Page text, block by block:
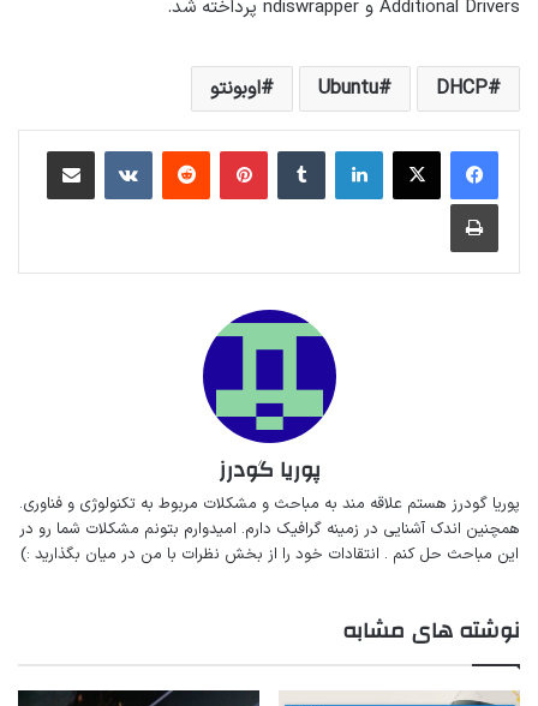
Additional Drivers و ndiswrapper پرداخته شد.
DHCP
Ubuntu اوبونتو
لینکداینتامبلر پینتریستReddit
VKontakteاشتراک گذاری با ایمیل
چاپ
پوریا گودرز
پوریا گودرز هستم‌ علاقه مند به مباحث‌ و‌‌ مشکلات مربوط به تکنولوژی و فناوری.
همچنین اندک آشنایی در زمینه گرافیک دارم. امیدوارم بتونم مشکلات شما رو در
این مباحث حل کنم . انتقادات خود را از بخش نظرات با من در میان بگذارید :)
نوشته های مشابه